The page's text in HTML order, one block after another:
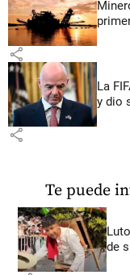
share
La
y dio
share
Te puede
de